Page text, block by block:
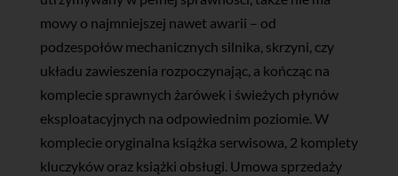
mowy o najmniejszej nawet awarii – od
podzespołów mechanicznych silnika, skrzyni, czy
układu zawieszenia rozpoczynając, a kończąc na
komplecie sprawnych żarówek i świeżych płynów
eksploatacyjnych na odpowiednim poziomie. W
komplecie oryginalna książka serwisowa, 2 komplety
kluczyków oraz książki obsługi. Umowa sprzedaży